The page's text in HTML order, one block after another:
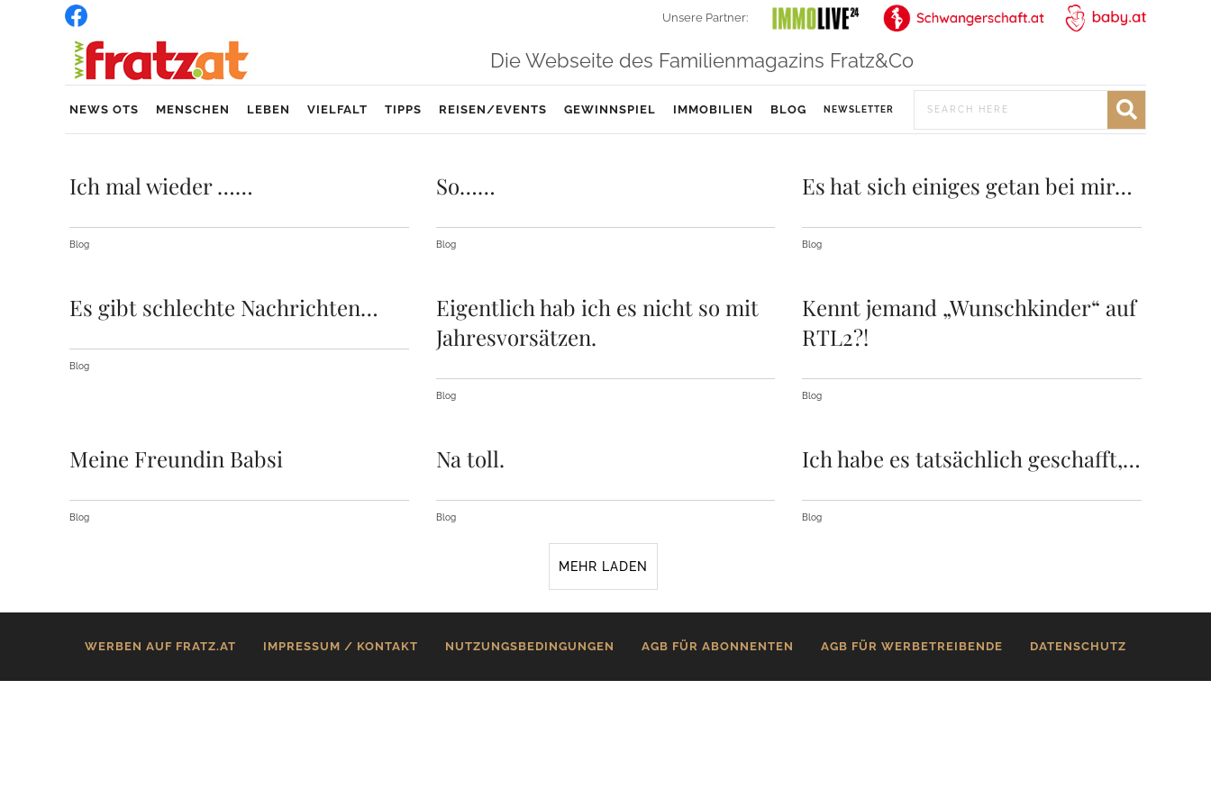
Unsere Partner:
Die Webseite des Familienmagazins Fratz&Co
NEWS OTS MENSCHEN LEBEN VIELFALT TIPPS REISEN/EVENTS GEWINNSPIEL IMMOBILIEN BLOG NEWSLETTER
Ich mal wieder ……
Blog
So……
Blog
Es hat sich einiges getan bei mir…
Blog
Es gibt schlechte Nachrichten…
Blog
Eigentlich hab ich es nicht so mit
Jahresvorsätzen.
Blog
Kennt jemand „Wunschkinder“ auf
RTL2?!
Blog
Meine Freundin Babsi
Blog
Na toll.
Blog
Ich habe es tatsächlich geschafft,…
Blog
MEHR LADEN
WERBEN AUF FRATZ.AT IMPRESSUM / KONTAKT NUTZUNGSBEDINGUNGEN AGB FÜR ABONNENTEN AGB FÜR WERBETREIBENDE DATENSCHUTZ